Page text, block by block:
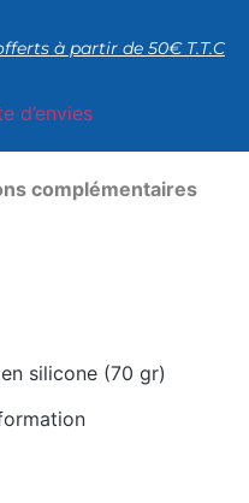
à partir de 50€ T.T.C
d’envies
complémentaires
silicone (70 gr)